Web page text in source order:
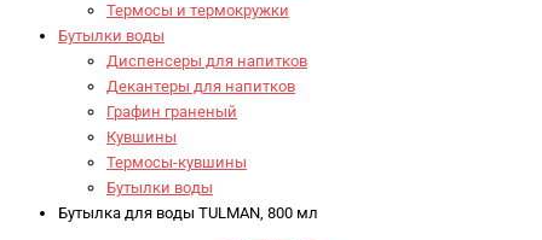
Термосы и термокружки
Бутылки воды
Диспенсеры для напитков
Декантеры для напитков
Графин граненый
Кувшины
Термосы-кувшины
Бутылки воды
Бутылка для воды TULMAN, 800 мл